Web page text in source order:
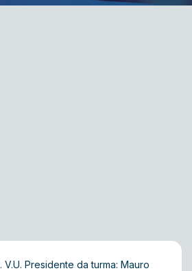
V.U. Presidente da turma: Mauro